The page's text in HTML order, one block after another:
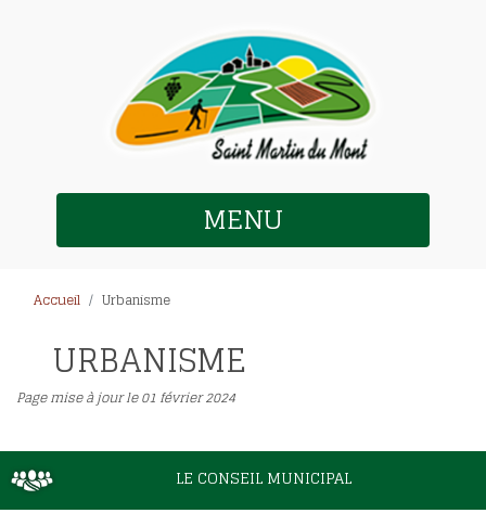
MENU
Accueil Urbanisme
URBANISME
Page mise à jour le 01 février 2024
LE CONSEIL MUNICIPAL